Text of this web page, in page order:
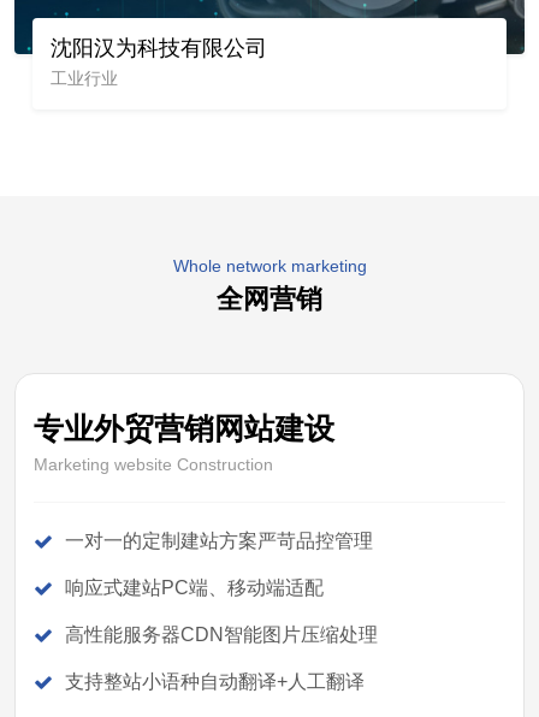
沈阳汉为科技有限公司
工业行业
Whole network marketing
全网营销
专业外贸营销网站建设
Marketing website Construction
一对一的定制建站方案严苛品控管理
响应式建站PC端、移动端适配
高性能服务器CDN智能图片压缩处理
支持整站小语种自动翻译+人工翻译